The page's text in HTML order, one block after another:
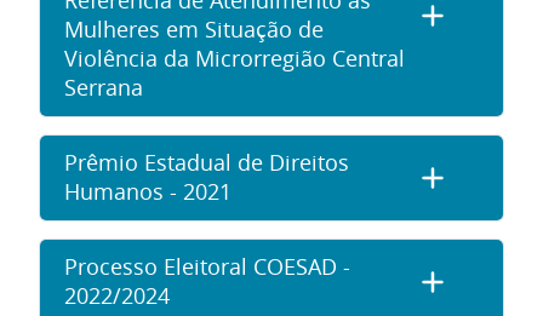
Mulheres em Situação de
Violência da Microrregião Central
Serrana
Prêmio Estadual de Direitos
Humanos - 2021
Processo Eleitoral COESAD -
2022/2024